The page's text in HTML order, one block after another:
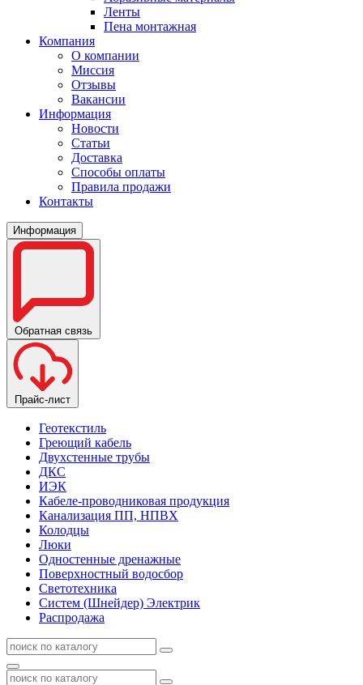
Ленты
Пена монтажная
Компания
О компании
Миссия
Отзывы
Вакансии
Информация
Новости
Статьи
Доставка
Способы оплаты
Правила продажи
Контакты
Информация
Обратная связь
Прайс-лист
Геотекстиль
Греющий кабель
Двухстенные трубы
ДКС
ИЭК
Кабеле-проводниковая продукция
Канализация ПП, НПВХ
Колодцы
Люки
Одностенные дренажные
Поверхностный водосбор
Светотехника
Систем (Шнейдер) Электрик
Распродажа